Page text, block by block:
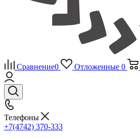
Сравнение0 Отложенные 0
Телефоны
+7(4742) 370-333